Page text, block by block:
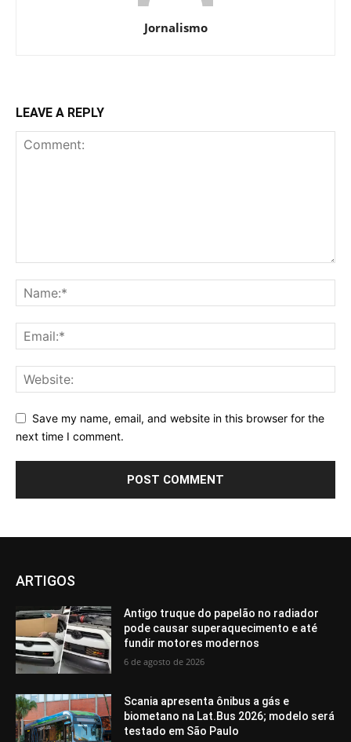
Jornalismo
LEAVE A REPLY
Save my name, email, and website in this browser for the
next time I comment.
ARTIGOS
Antigo truque do papelão no radiador
pode causar superaquecimento e até
fundir motores modernos
6 de agosto de 2026
Scania apresenta ônibus a gás e
biometano na Lat.Bus 2026; modelo será
testado em São Paulo